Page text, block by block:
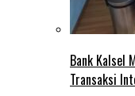
Bank Kalsel
Transaksi